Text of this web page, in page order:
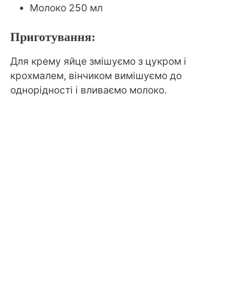
Молоко 250 мл
Приготування:
Для крему яйце змішуємо з цукром і
крохмалем, вінчиком вимішуємо до
однорідності і вливаємо молоко.